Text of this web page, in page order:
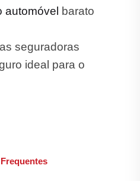
automóvel barato
seguradoras
ideal para o